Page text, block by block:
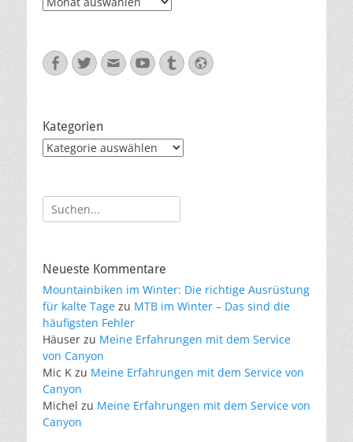
Facebook
Twitter
E-
Mail
YouTube
TumblrWebsite
Kategorien
Kategorien
Suche
nach:
Neueste Kommentare
Mountainbiken im Winter: Die richtige Ausrüstung
für kalte Tage zu MTB im Winter – Das sind die
häufigsten Fehler
Häuser zu Meine Erfahrungen mit dem Service
von Canyon
Mic K zu Meine Erfahrungen mit dem Service von
Canyon
Michel zu Meine Erfahrungen mit dem Service von
Canyon